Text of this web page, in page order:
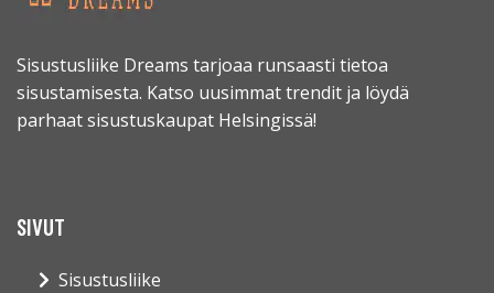
Sisustusliike Dreams tarjoaa runsaasti tietoa
sisustamisesta. Katso uusimmat trendit ja löydä
parhaat sisustuskaupat Helsingissä!
SIVUT
Sisustusliike